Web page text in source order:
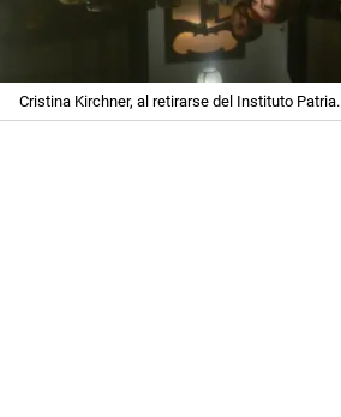
Cristina Kirchner, al retirarse del Instituto Patria.